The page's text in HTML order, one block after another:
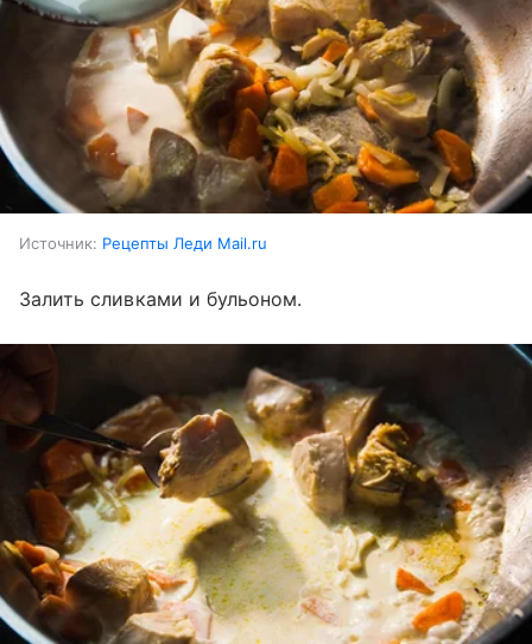
Источник: Рецепты Леди Mail.ru
Залить сливками и бульоном.